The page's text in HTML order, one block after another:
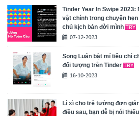
Tinder Year In Swipe
vật chính trong chuyện
chủ kịch bản đời mình
07-12-2023
Song Luân bật mí tiêu chí
đối tượng trên Tinder
16-10-2023
Lì xì cho trẻ tưởng đơn
điều sau, bạn dễ bị nói